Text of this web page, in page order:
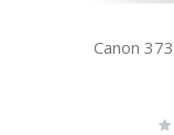
Canon